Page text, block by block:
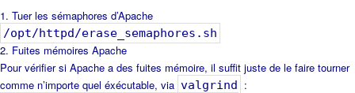
Tuer les sémaphores d’Apache
/opt/httpd/erase_semaphores.sh
Fuites mémoires Apache
Pour vérifier si Apache a des fuites mémoire, il suffit juste de le faire tourner
comme n’importe quel éxécutable, via valgrind :